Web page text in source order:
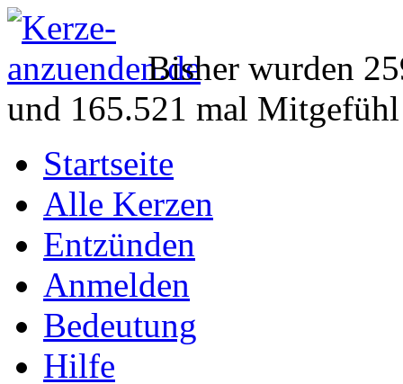
Bisher wurden
und 165.521 mal
Startseite
Alle Kerzen
Entzünden
Anmelden
Bedeutung
Hilfe